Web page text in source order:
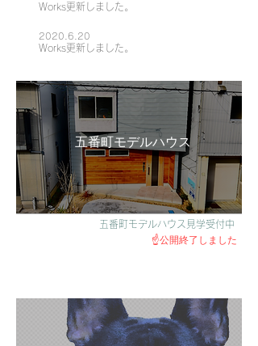
Works更新しました。
2020.6.20
Works更新しました。
五番町モデルハウス
五番町モデルハウス見学受付中
​☝️公開終了しました